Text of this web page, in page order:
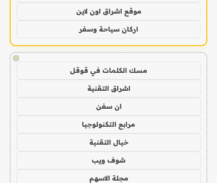
موقع اشراق اون لاين
اركان سياحة وسفر
!
مسك الكلمات في قوقل
اشراق التقنية
ان سفن
مرابع التكنولوجيا
خيال التقنية
شوف ويب
مجلة الاسهم